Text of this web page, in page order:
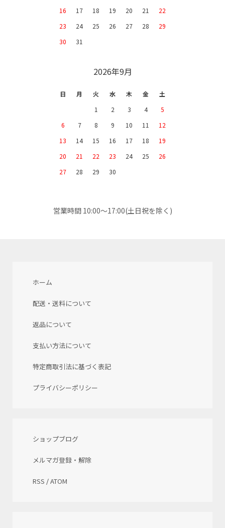
16
17 18 19 20 21
22
23
24 25 26 27 28
29
30
31
2026年9月
日 月 火 水 木 金
土
1
2 3 4
5
6
7 8 9 10 11
12
13
14 15 16 17 18
19
20
21 22 23 24 25
26
27
28 29 30
営業時間 10:00～17:00(土日祝を除く)
ホーム
配送・送料について
返品について
支払い方法について
特定商取引法に基づく表記
プライバシーポリシー
ショップブログ
メルマガ登録・解除
RSS /ATOM